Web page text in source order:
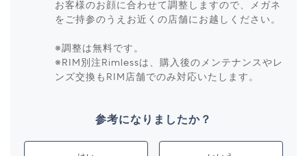
お客様のお顔に合わせて調整しますので、メガネ
をご持参のうえお近くの店舗にお越しください。
※調整は無料です。
※RIM別注Rimlessは、購入後のメンテナンスやレ
ンズ交換もRIM店舗でのみ対応いたします。
参考になりましたか？